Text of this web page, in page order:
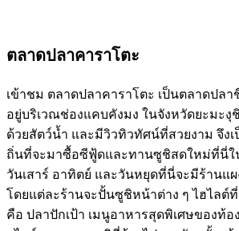
ตลาดปลาคาราโตะ
เข้าชม ตลาดปลาคาราโตะ เป็นตลาดปล
อยู่บริเวณช่องแคบคังมง ในจังหวัดยะมะ
ด้วยสัตว์น้ำ และมีวิวทิวทัศน์ที่สวยงาม จึง
ถิ่นที่จะมาซื้อซีฟู้ดและทานซูชิสดใหม่ที่นี่ใ
วันเสาร์ อาทิตย์ และวันหยุดที่นี่จะมีร้านแ
โดยแต่ละร้านจะปั้นซูชิหน้าต่าง ๆ ไฮไล
คือ ปลาปักเป้า เมนูอาหารสุดพิเศษของท้อ